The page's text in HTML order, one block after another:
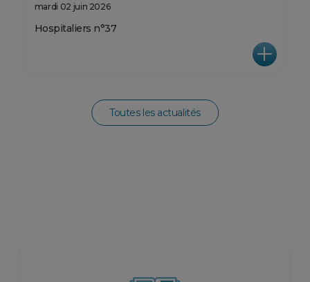
mardi 02 juin 2026
Hospitaliers n°37
Toutes les actualités